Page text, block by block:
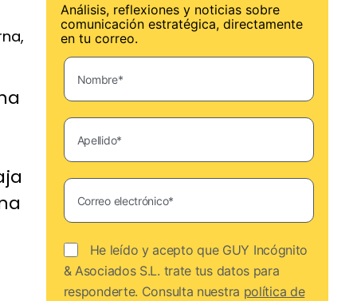
Análisis, reflexiones y noticias sobre
comunicación estratégica, directamente
en tu correo.
He leído y acepto que GUY Incógnito
& Asociados S.L. trate tus datos para
responderte. Consulta nuestra política de